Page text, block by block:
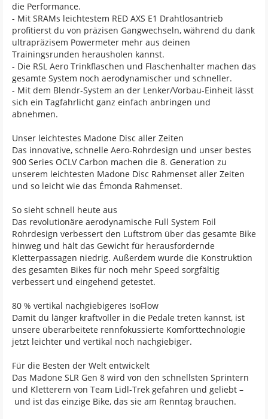
die Performance.
- Mit SRAMs leichtestem RED AXS E1 Drahtlosantrieb
profitierst du von präzisen Gangwechseln, während du dank
ultrapräzisem Powermeter mehr aus deinen
Trainingsrunden herausholen kannst.
- Die RSL Aero Trinkflaschen und Flaschenhalter machen das
gesamte System noch aerodynamischer und schneller.
- Mit dem Blendr-System an der Lenker/Vorbau-Einheit lässt
sich ein Tagfahrlicht ganz einfach anbringen und
abnehmen.
Unser leichtestes Madone Disc aller Zeiten
Das innovative, schnelle Aero-Rohrdesign und unser bestes
900 Series OCLV Carbon machen die 8. Generation zu
unserem leichtesten Madone Disc Rahmenset aller Zeiten
und so leicht wie das Émonda Rahmenset.
So sieht schnell heute aus
Das revolutionäre aerodynamische Full System Foil
Rohrdesign verbessert den Luftstrom über das gesamte Bike
hinweg und hält das Gewicht für herausfordernde
Kletterpassagen niedrig. Außerdem wurde die Konstruktion
des gesamten Bikes für noch mehr Speed sorgfältig
verbessert und eingehend getestet.
80 % vertikal nachgiebigeres IsoFlow
Damit du länger kraftvoller in die Pedale treten kannst, ist
unsere überarbeitete rennfokussierte Komforttechnologie
jetzt leichter und vertikal noch nachgiebiger.
Für die Besten der Welt entwickelt
Das Madone SLR Gen 8 wird von den schnellsten Sprintern
und Kletterern von Team Lidl-Trek gefahren und geliebt –
und ist das einzige Bike, das sie am Renntag brauchen.